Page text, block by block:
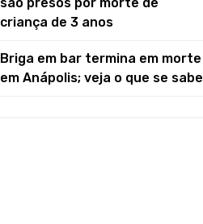
são presos por morte de
criança de 3 anos
Briga em bar termina em morte
em Anápolis; veja o que se sabe